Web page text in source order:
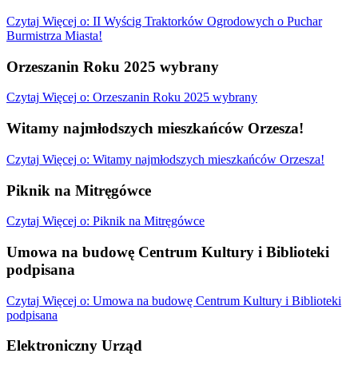
Czytaj Więcej o: II Wyścig Traktorków Ogrodowych o Puchar
Burmistrza Miasta!
Orzeszanin Roku 2025 wybrany
Czytaj Więcej o: Orzeszanin Roku 2025 wybrany
Witamy najmłodszych mieszkańców Orzesza!
Czytaj Więcej o: Witamy najmłodszych mieszkańców Orzesza!
Piknik na Mitręgówce
Czytaj Więcej o: Piknik na Mitręgówce
Umowa na budowę Centrum Kultury i Biblioteki
podpisana
Czytaj Więcej o: Umowa na budowę Centrum Kultury i Biblioteki
podpisana
Elektroniczny Urząd